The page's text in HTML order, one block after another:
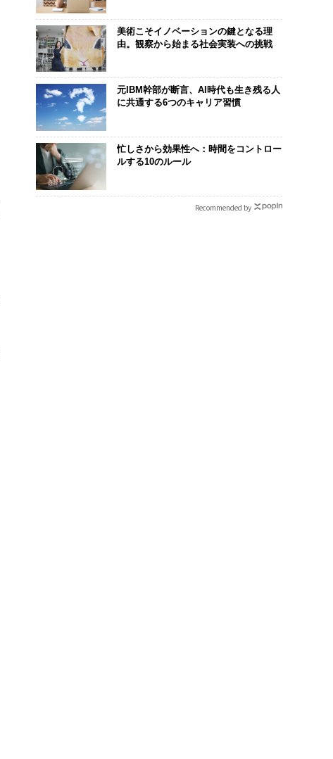
美術こそイノベーションの鍵となる理
由。観察から始まる社会実装への挑戦
元IBM幹部が断言、AI時代も生き残る人
に共通する6つのキャリア習慣
忙しさから効果性へ：時間をコントロー
ルする10のルール
Recommended by